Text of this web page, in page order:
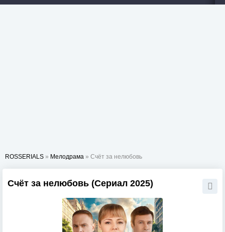
ROSSERIALS » Мелодрама » Счёт за нелюбовь
Счёт за нелюбовь (Сериал 2025)